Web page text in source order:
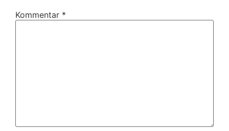
Kommentar *